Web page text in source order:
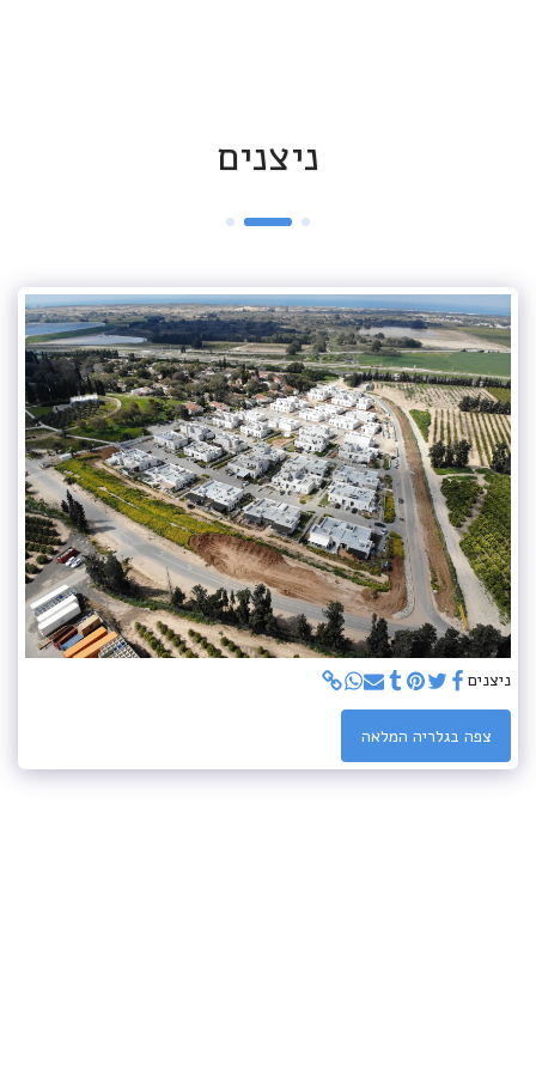
ניצנים
ניצנים
צפה בגלריה המלאה